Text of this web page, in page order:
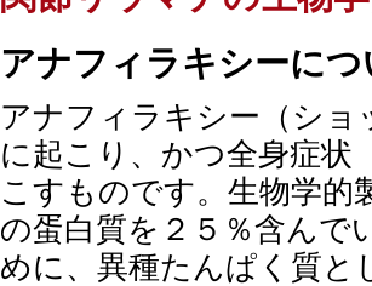
アナフィラキシーにつ
アナフィラキシー（ショ
に起こり、かつ全身症状
こすものです。生物学的
の蛋白質を２５％含んで
めに、異種たんぱく質と